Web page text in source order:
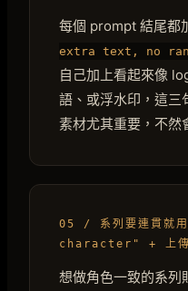
每個 prompt 結尾都
extra text, no
自己加上看起來像
語、或浮水印，這三
素材尤其重要，不然
05 / 系列要連貫就
character" + 上傳
想做角色一致的系列